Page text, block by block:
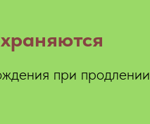
при продлении